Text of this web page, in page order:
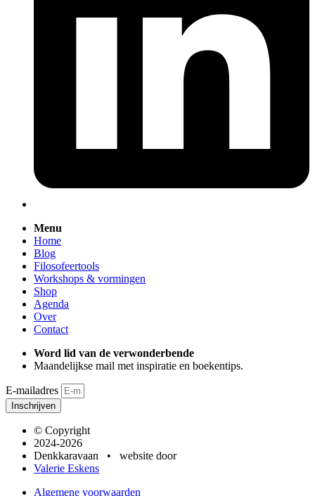
Menu
Home
Blog
Filosofeertools
Workshops & vormingen
Shop
Agenda
Over
Contact
Word lid van de verwonderbende
Maandelijkse mail met inspiratie en boekentips.
E-mailadres
Inschrijven
© Copyright
2024-2026
Denkkaravaan • website door
Valerie Eskens
Algemene voorwaarden